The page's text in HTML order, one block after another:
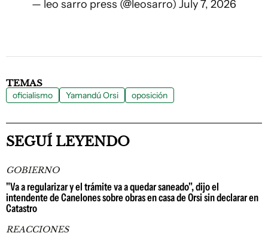
— leo sarro press (@leosarro) July 7, 2026
TEMAS
oficialismo Yamandú Orsi oposición
SEGUÍ LEYENDO
GOBIERNO
"Va a regularizar y el trámite va a quedar saneado", dijo el
intendente de Canelones sobre obras en casa de Orsi sin declarar en
Catastro
REACCIONES